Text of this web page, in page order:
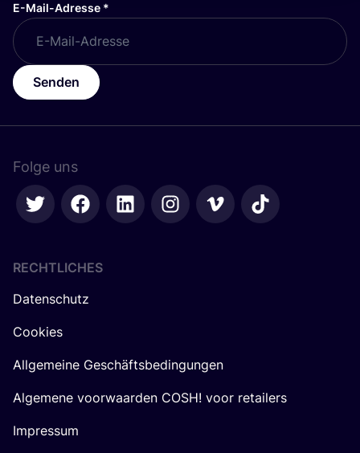
E-Mail-Adresse *
Senden
Folge uns
RECHTLICHES
Datenschutz
Cookies
Allgemeine Geschäftsbedingungen
Algemene voorwaarden COSH! voor retailers
Impressum